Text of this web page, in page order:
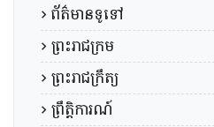
ព័ត៌មានទូទៅ
ព្រះរាជក្រម
ព្រះរាជក្រឹត្យ
ព្រឹត្តិការណ៍